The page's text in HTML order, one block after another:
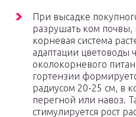
При высадке
разрушать ком почвы,
корневая система
адаптации цветоводы
околокорневого
гортензии
радиусом 20-25 см, в
перегной или навоз.
стимулируется рост